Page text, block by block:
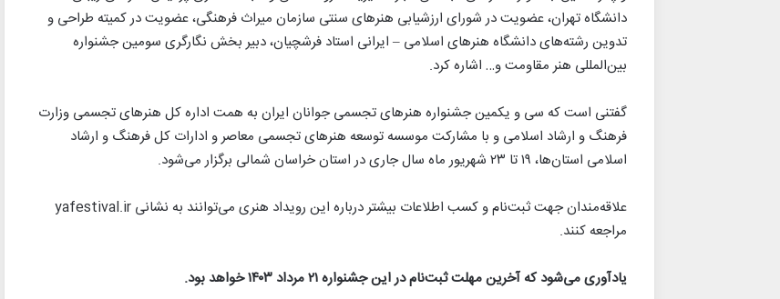
دانشگاه تهران، عضویت در شورای ارزشیابی هنرهای سنتی سازمان میراث فرهنگی، عضویت در کمیته طراحی و
تدوین رشته‌های دانشگاه هنرهای اسلامی – ایرانی استاد فرشچیان، دبیر بخش نگارگری سومین جشنواره
بین‌المللی هنر مقاومت و… اشاره کرد.
گفتنی است که سی‌ و یکمین جشنواره هنرهای تجسمی جوانان ایران به همت اداره کل هنرهای تجسمی وزارت
فرهنگ و ارشاد اسلامی و با مشارکت موسسه توسعه هنرهای تجسمی معاصر و ادارات کل فرهنگ و ارشاد
اسلامی استان‌ها، ۱۹ تا ۲۳ شهریور ماه سال جاری در استان خراسان شمالی برگزار می‌شود.
علاقه‌مندان جهت ثبت‌نام و کسب اطلاعات بیشتر درباره این رویداد هنری می‌توانند به نشانی yafestival.ir
مراجعه کنند.
یادآوری می‌شود که آخرین مهلت ثبت‌نام در این جشنواره ۲۱ مرداد ۱۴۰۳ خواهد بود.